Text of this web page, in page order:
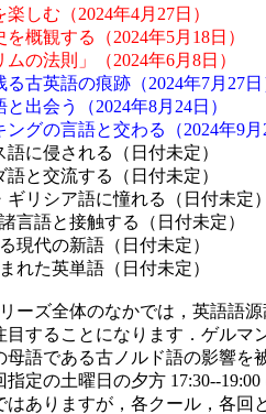
しむ（2024年4月27日）
概観する（2024年5月18日）
の法則」（2024年6月8日）
古英語の痕跡（2024年7月27日
出会う（2024年8月24日）
グの言語と交わる（2024年9月
に侵される（日付未定）
と交流する（日付未定）
リシア語に憧れる（日付未定）
言語と接触する（日付未定）
現代の新語（日付未定）
れた英単語（日付未定）
ーズ全体のなかでは，英語語
目することになります．ゲル
語である古ノルド語の影響を
定の土曜日の夕方 17:30--
はありますが，各クール，各回